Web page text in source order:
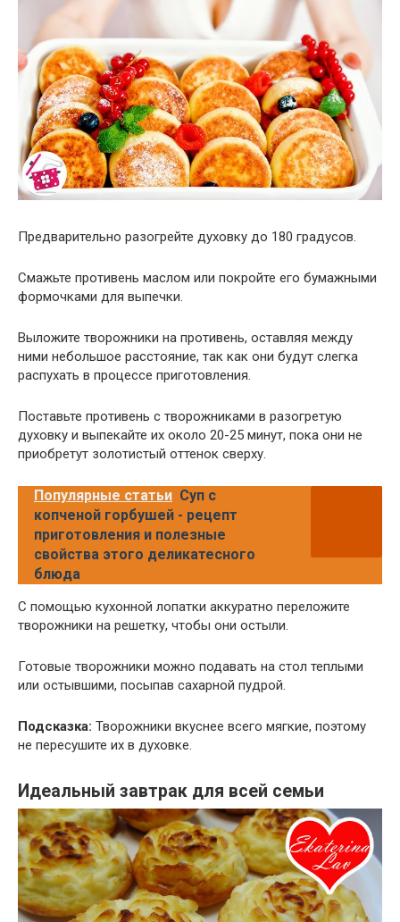
Предварительно разогрейте духовку до 180 градусов.
Смажьте противень маслом или покройте его бумажными
формочками для выпечки.
Выложите творожники на противень, оставляя между
ними небольшое расстояние, так как они будут слегка
распухать в процессе приготовления.
Поставьте противень с творожниками в разогретую
духовку и выпекайте их около 20-25 минут, пока они не
приобретут золотистый оттенок сверху.
Популярные статьи Суп с
копченой горбушей - рецепт
приготовления и полезные
свойства этого деликатесного
блюда
С помощью кухонной лопатки аккуратно переложите
творожники на решетку, чтобы они остыли.
Готовые творожники можно подавать на стол теплыми
или остывшими, посыпав сахарной пудрой.
Подсказка: Творожники вкуснее всего мягкие, поэтому
не пересушите их в духовке.
Идеальный завтрак для всей семьи